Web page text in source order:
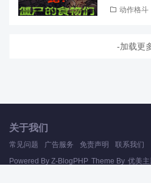
将作为生
动作格斗
-加载更
关于我们
常见问题 广告服务 免责声明
联系我们
Powered By Z-BlogPHP Theme By 优美主